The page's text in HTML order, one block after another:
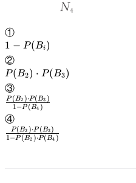
①
1-
P(B_i)
1 − P(Bi)
②
P(B_2)
\cdot
P(B_3)
P(B2) ⋅ P (B3)
③
\frac{P(B_2)
\cdot
P(B_3)}
1 −P (B4 )
P (B2 )⋅P (B3 )
④
\frac{P(B_2)
P(B_3)}
1 −P (B2 )⋅P (B4 )
P (B2 )⋅P (B3)